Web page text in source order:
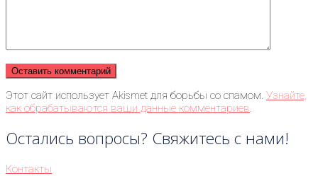
Этот сайт использует Akismet для борьбы со спамом. Узнайте,
как обрабатываются ваши данные комментариев.
Остались вопросы? Свяжитесь с нами!
Контакты